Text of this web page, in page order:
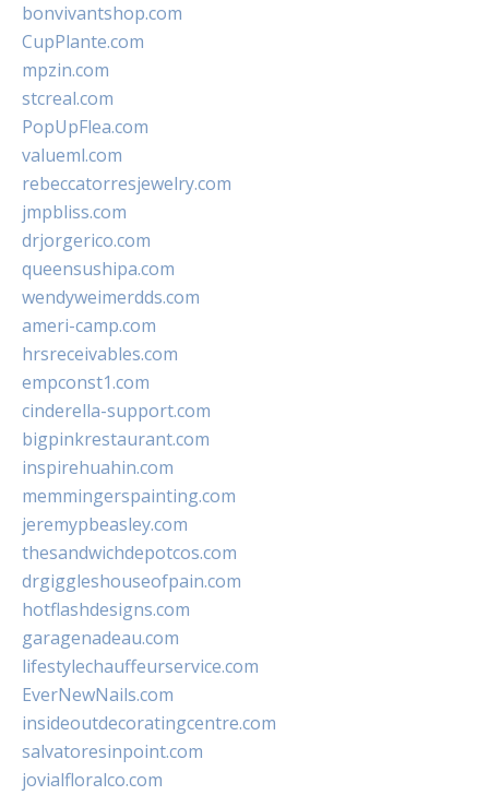
bonvivantshop.com
CupPlante.com
mpzin.com
stcreal.com
PopUpFlea.com
valueml.com
rebeccatorresjewelry.com
jmpbliss.com
drjorgerico.com
queensushipa.com
wendyweimerdds.com
ameri-camp.com
hrsreceivables.com
empconst1.com
cinderella-support.com
bigpinkrestaurant.com
inspirehuahin.com
memmingerspainting.com
jeremypbeasley.com
thesandwichdepotcos.com
drgiggleshouseofpain.com
hotflashdesigns.com
garagenadeau.com
lifestylechauffeurservice.com
EverNewNails.com
insideoutdecoratingcentre.com
salvatoresinpoint.com
jovialfloralco.com